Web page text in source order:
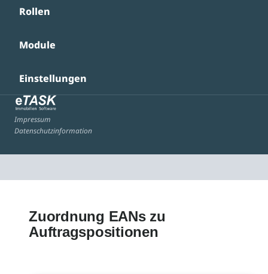
Rollen
Module
Einstellungen
Impressum
Datenschutzinformation
Zuordnung EANs zu
Auftragspositionen